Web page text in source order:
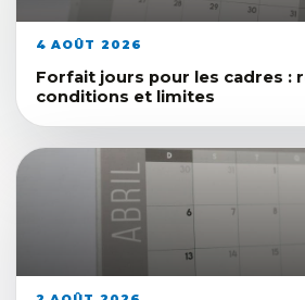
4 AOÛT 2026
Forfait jours pour les cadres :
conditions et limites